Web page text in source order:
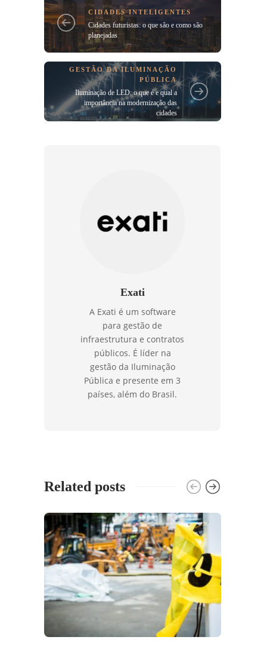
CIDADES INTELIGENTES
Cidades futuristas: o que são e como são
planejadas
GESTÃO DA ILUMINAÇÃO
PÚBLICA
Iluminação de LED: o que é e qual a
importância na modernização das
cidades
Exati
A Exati é um software
para gestão de
infraestrutura e contratos
públicos. É líder na
gestão da Iluminação
Pública e presente em 3
países, além do Brasil.
Related posts